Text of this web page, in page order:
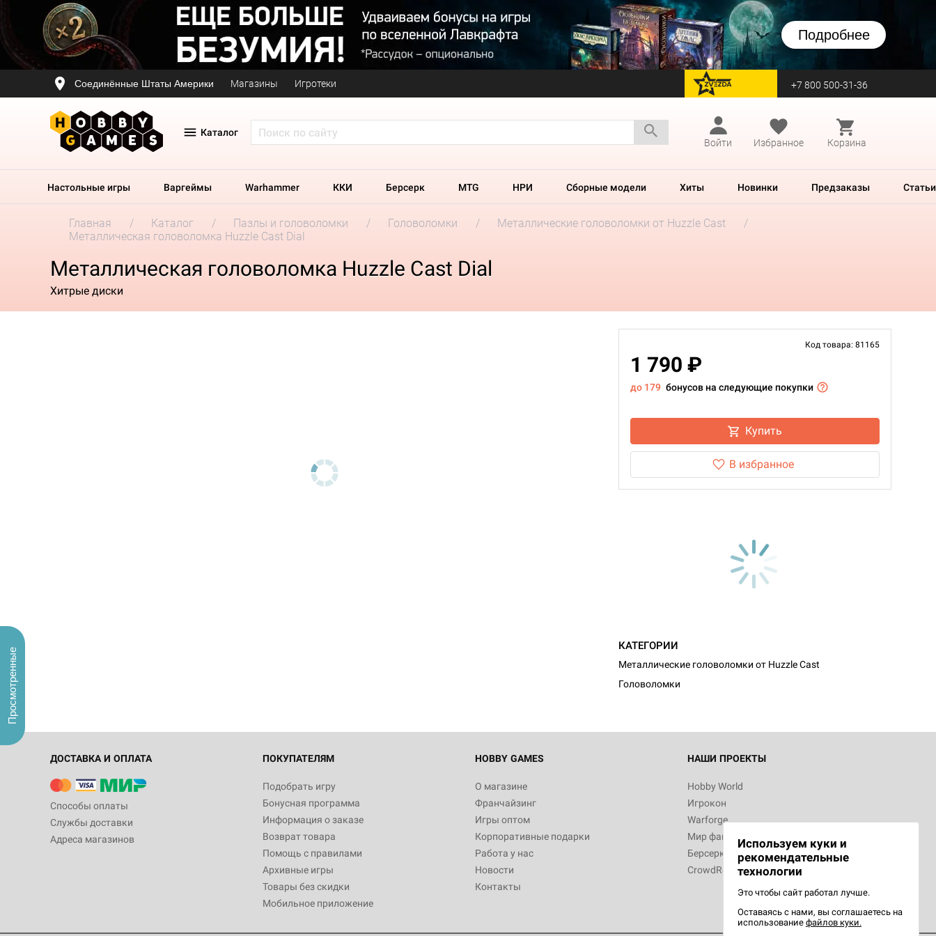
Подробнее
Соединённые Штаты Америки Магазины Игротеки перейти на Zvezda +7 800 500-31-36
Каталог
Войти
Избранное Корзина
Настольные игры Варгеймы Warhammer ККИ Берсерк MTG НРИ Сборные модели Хиты Новинки Предзаказы Статьи
Главная Каталог Пазлы и головоломки Головоломки
Металлические головоломки от Huzzle Cast
Металлическая головоломка Huzzle Cast Dial
Металлическая головоломка Huzzle Cast Dial
Хитрые диски
Код товара: 81165
1 790 ₽
до 179 бонусов на следующие покупки
Купить
В избранное
КАТЕГОРИИ
Металлические головоломки от Huzzle Cast
Головоломки
ДОСТАВКА И ОПЛАТА
Способы оплаты
Службы доставки
Адреса магазинов
ПОКУПАТЕЛЯМ
Подобрать игру
Бонусная программа
Информация о заказе
Возврат товара
Помощь с правилами
Архивные игры
Товары без скидки
Мобильное приложение
HOBBY GAMES
О магазине
Франчайзинг
Игры оптом
Корпоративные подарки
Работа у нас
Новости
Контакты
НАШИ ПРОЕКТЫ
Hobby World
Игрокон
Warforge
Мир фантастики
Берсерк
CrowdRepublic
Используем куки и
рекомендательные
технологии
Это чтобы сайт работал лучше.
Оставаясь с нами, вы соглашаетесь на
использование файлов куки.
Просмотренные
Белая смерть
12 990
Настольная игра Hobby World Ужас
3 490